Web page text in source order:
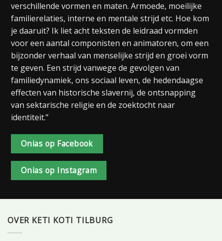
verschillende vormen en maten. Armoede, moeilijke
familierelaties, interne en mentale strijd etc. Hoe kom
je daaruit? Ik liet acht teksten de leidraad vormden
voor een aantal componisten en animatoren, om een
bijzonder verhaal van menselijke strijd en groei vorm
te geven. Een strijd vanwege de gevolgen van
familiedynamiek, ons sociaal leven, de hedendaagse
effecten van historische slavernij, de ontsnapping
van sektarische religie en de zoektocht naar
identiteit.”
Onias op Facebook
Onias op Instagram
OVER KETI KOTI TILBURG